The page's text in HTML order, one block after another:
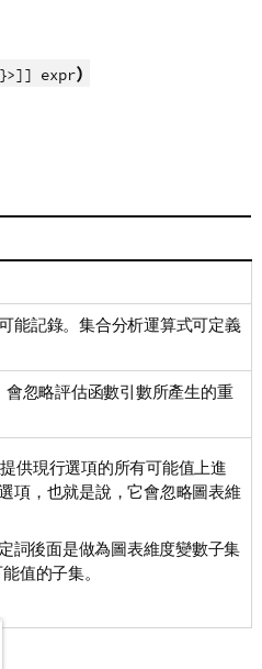
expr)
能記錄。集合分析運算式可定義
忽略評估函數引數所產生的重
供現行選項的所有可能值上進
項，也就是說，它會忽略圖表維
詞後面是做為圖表維度變數子集
值的子集。